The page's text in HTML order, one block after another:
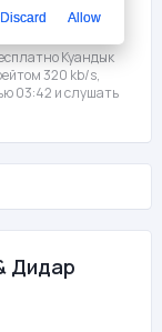
Куандык
320 kb/s,
03:42 и слушать
Дидар
Discard Allow